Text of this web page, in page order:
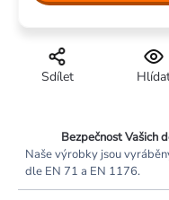
Sdílet
Bezpečnost Vašich
Naše výrobky jsou
dle EN 71 a EN 1176.